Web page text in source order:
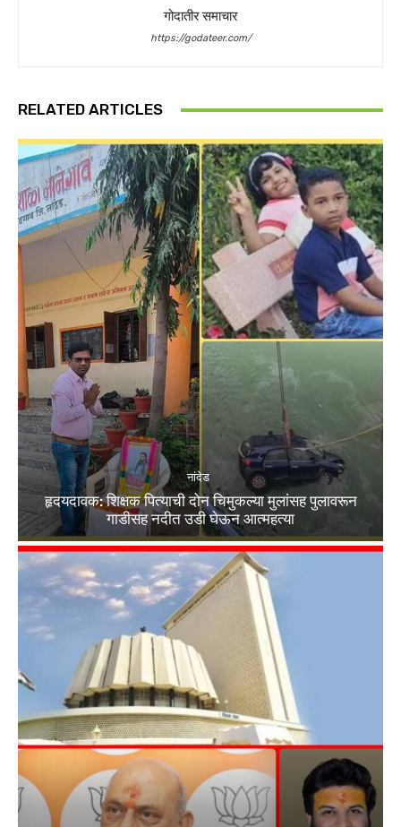
गोदातीर समाचार
https://godateer.com/
RELATED ARTICLES
नांदेड
हृदयदावक: शिक्षक पित्याची दोन चिमुकल्या मुलांसह पुलावरून
गाडीसह नदीत उडी घेऊन आत्महत्या